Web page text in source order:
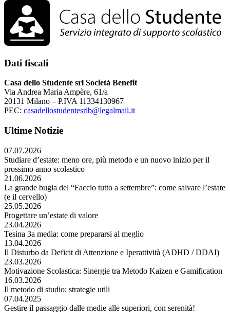
Dati fiscali
Casa dello Studente srl Società Benefit
Via Andrea Maria Ampère, 61/a
20131 Milano – P.IVA 11334130967
PEC: casadellostudentesrlb@legalmail.it
Ultime Notizie
07.07.2026
Studiare d’estate: meno ore, più metodo e un nuovo inizio per il
prossimo anno scolastico
21.06.2026
La grande bugia del “Faccio tutto a settembre”: come salvare l’estate
(e il cervello)
25.05.2026
Progettare un’estate di valore
23.04.2026
Tesina 3a media: come prepararsi al meglio
13.04.2026
Il Disturbo da Deficit di Attenzione e Iperattività (ADHD / DDAI)
23.03.2026
Motivazione Scolastica: Sinergie tra Metodo Kaizen e Gamification
16.03.2026
Il metodo di studio: strategie utili
07.04.2025
Gestire il passaggio dalle medie alle superiori, con serenità!